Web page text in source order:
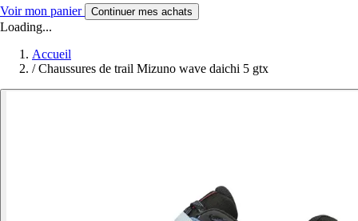
Voir mon panier Continuer mes achats
Loading...
Accueil
/ Chaussures de trail Mizuno wave daichi 5 gtx